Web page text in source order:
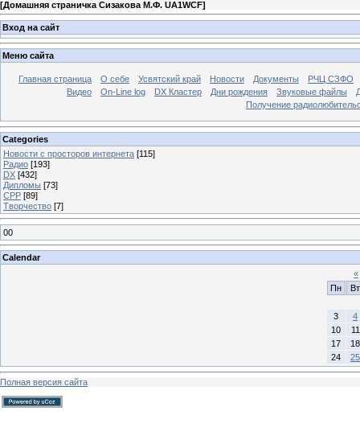
[Домашняя страничка Сизакова М.Ф. UA1WCF]
Вход на сайт
Меню сайта
Главная страница О себе Усвятский край Новости Документы
РЧЦ СЗФО
Видео
On-Line log DX Кластер Дни рождения Звуковые файлы
Получение
Categories
Новости с просторов интернета [115]
Радио [193]
DX [432]
Дипломы [73]
СРР [89]
Творчество [7]
00
Calendar
«
Пн
Вт
3
4
10
11
17
18
24
25
Полная версия сайта